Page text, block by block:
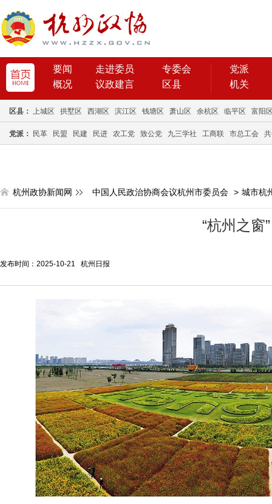
要闻 走进委员
专委会
概况
议政建言 区县
党派
机关
区县： 上城区 拱墅区 西湖区 滨江区 钱塘区 萧山区 余杭区 临平区 富阳
党派： 民革 民盟 民建 民进 农工党 致公党 九三学社 工商联 市总工会
杭州政协新闻网 中国人民政治协商会议杭州市委员会 > 城市杭
“杭州之窗
发布时间：2025-10-21 杭州日报